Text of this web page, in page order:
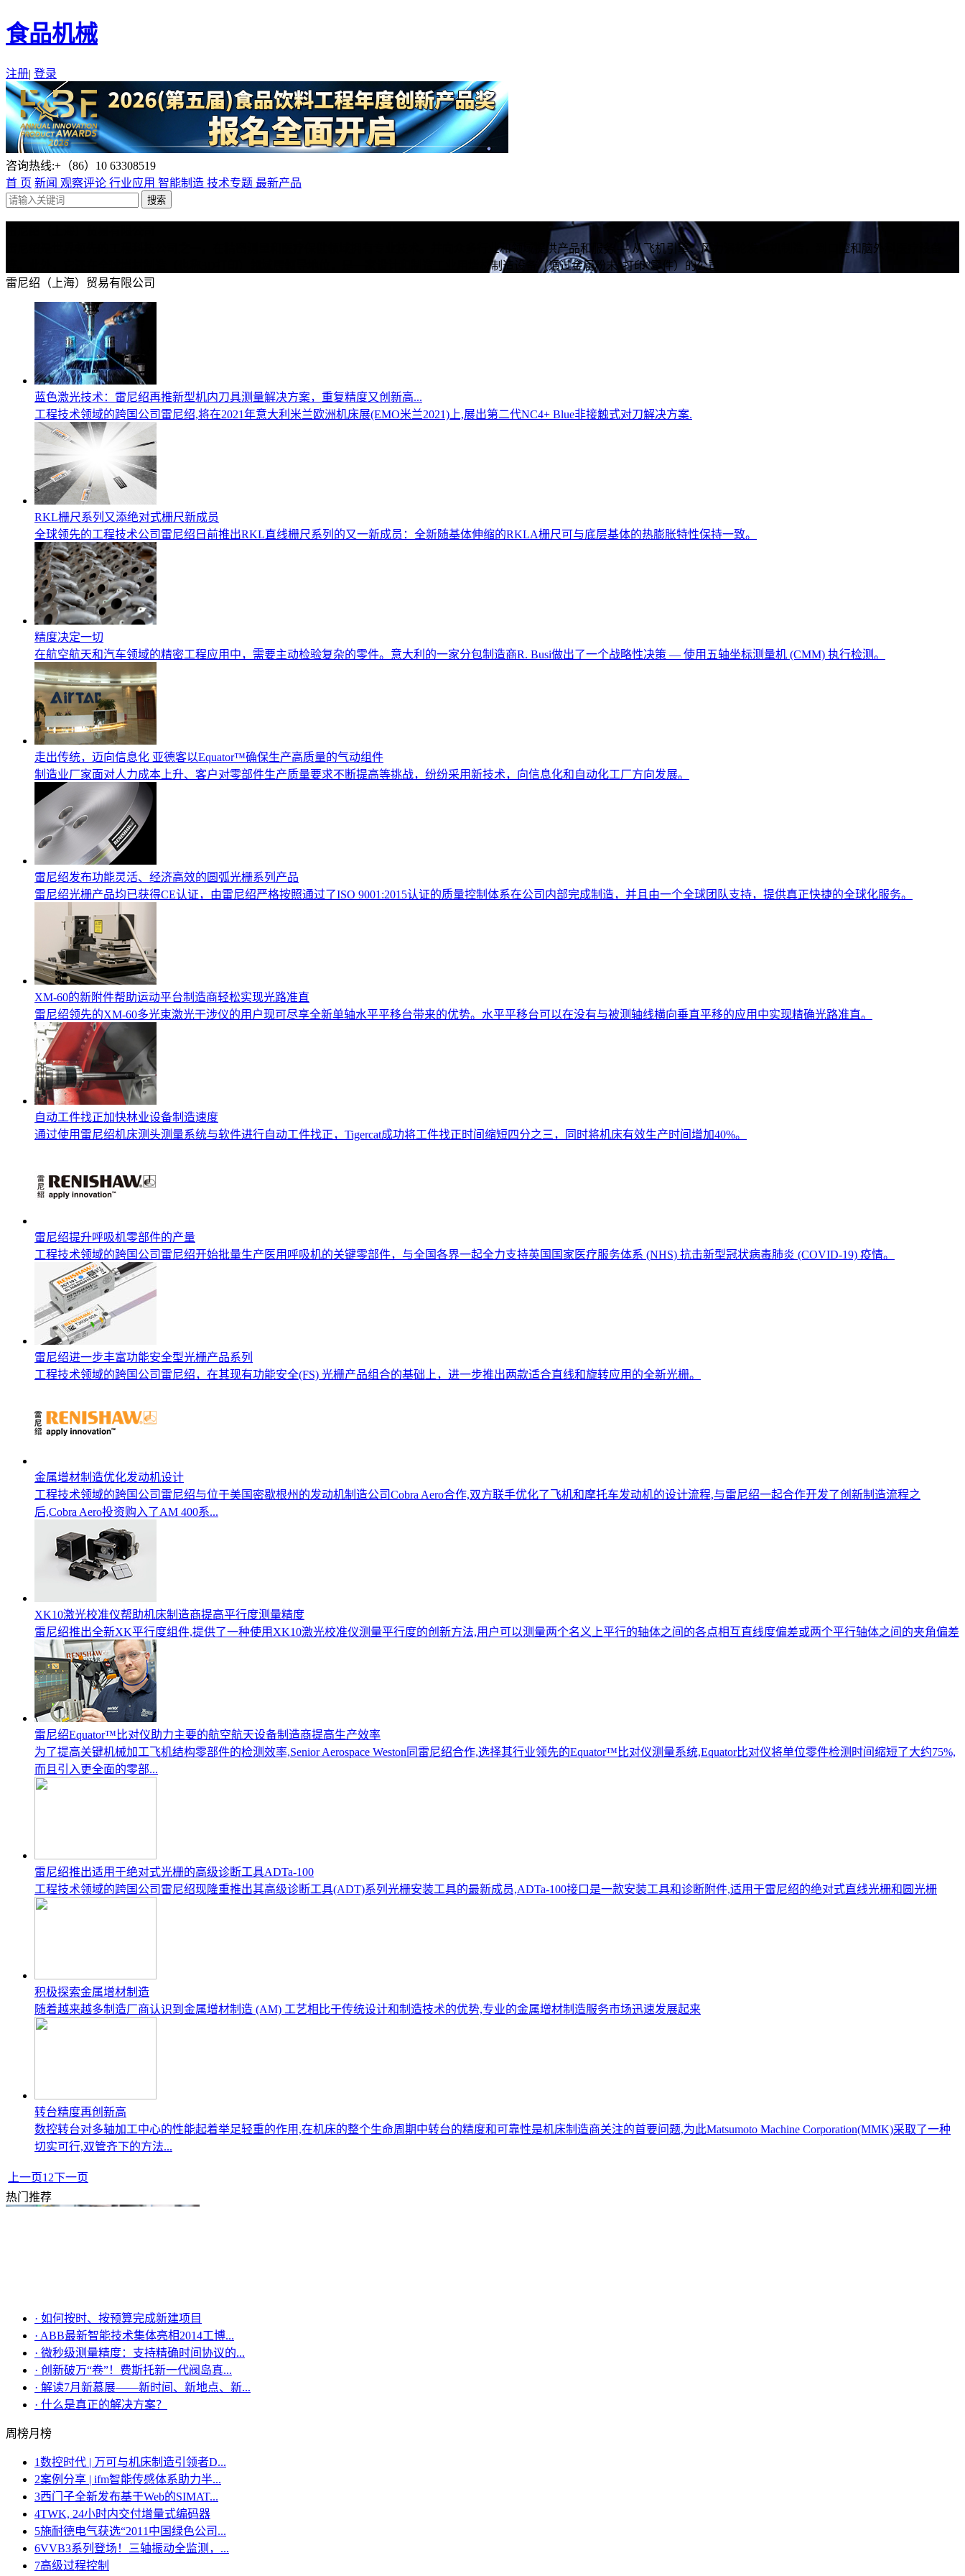
食品机械
注册| 登录
咨询热线:+（86）10 63308519
首 页 新闻 观察评论 行业应用 智能制造 技术专题 最新产品
雷尼绍是世界领先的工程科技公司之一，在精密测量和医疗保健领域拥有专业技术。并向众多行业和领域提供产品和服务 — 从飞机引擎、风力涡轮发电机制造，到口腔和脑外科医疗设备
等。此外，它还在全球增材制造（也称3D打印）领域居领导地位，是一家设计和制造工业用增材制造设备（通过金属粉末“打印”零件）的公司
雷尼绍（上海）贸易有限公司
蓝色激光技术：雷尼绍再推新型机内刀具测量解决方案，重复精度又创新高...
​工程技术领域的跨国公司雷尼绍,将在2021年意大利米兰欧洲机床展(EMO米兰2021)上,展出第二代NC4+ Blue非接触式对刀解决方案.
RKL栅尺系列又添绝对式栅尺新成员
全球领先的工程技术公司雷尼绍日前推出RKL直线栅尺系列的又一新成员：全新随基体伸缩的RKLA栅尺可与底层基体的热膨胀特性保持一致。
精度决定一切
在航空航天和汽车领域的精密工程应用中，需要主动检验复杂的零件。意大利的一家分包制造商R. Busi做出了一个战略性决策 — 使用五轴坐标测量机 (CMM) 执行检测。
走出传统，迈向信息化 亚德客以Equator™确保生产高质量的气动组件
制造业厂家面对人力成本上升、客户对零部件生产质量要求不断提高等挑战，纷纷采用新技术，向信息化和自动化工厂方向发展。
雷尼绍发布功能灵活、经济高效的圆弧光栅系列产品
雷尼绍光栅产品均已获得CE认证，由雷尼绍严格按照通过了ISO 9001:2015认证的质量控制体系在公司内部完成制造，并且由一个全球团队支持，提供真正快捷的全球化服务。
XM-60的新附件帮助运动平台制造商轻松实现光路准直
雷尼绍领先的XM-60多光束激光干涉仪的用户现可尽享全新单轴水平平移台带来的优势。水平平移台可以在没有与被测轴线横向垂直平移的应用中实现精确光路准直。
自动工件找正加快林业设备制造速度
通过使用雷尼绍机床测头测量系统与软件进行自动工件找正，Tigercat成功将工件找正时间缩短四分之三，同时将机床有效生产时间增加40%。
雷尼绍提升呼吸机零部件的产量
工程技术领域的跨国公司雷尼绍开始批量生产医用呼吸机的关键零部件，与全国各界一起全力支持英国国家医疗服务体系 (NHS) 抗击新型冠状病毒肺炎 (COVID-19) 疫情。
雷尼绍进一步丰富功能安全型光栅产品系列
工程技术领域的跨国公司雷尼绍，在其现有功能安全(FS) 光栅产品组合的基础上，进一步推出两款适合直线和旋转应用的全新光栅。
金属增材制造优化发动机设计
工程技术领域的跨国公司雷尼绍与位于美国密歇根州的发动机制造公司Cobra Aero合作,双方联手优化了飞机和摩托车发动机的设计流程,与雷尼绍一起合作开发了创新制造流程之
后,Cobra Aero投资购入了AM 400系...
XK10激光校准仪帮助机床制造商提高平行度测量精度
雷尼绍推出全新XK平行度组件,提供了一种使用XK10激光校准仪测量平行度的创新方法,用户可以测量两个名义上平行的轴体之间的各点相互直线度偏差或两个平行轴体之间的夹角偏差
雷尼绍Equator™比对仪助力主要的航空航天设备制造商提高生产效率
为了提高关键机械加工飞机结构零部件的检测效率,Senior Aerospace Weston同雷尼绍合作,选择其行业领先的Equator™比对仪测量系统,Equator比对仪将单位零件检测时间缩短了大约75%,
而且引入更全面的零部...
雷尼绍推出适用于绝对式光栅的高级诊断工具ADTa-100
工程技术领域的跨国公司雷尼绍现隆重推出其高级诊断工具(ADT)系列光栅安装工具的最新成员,ADTa-100接口是一款安装工具和诊断附件,适用于雷尼绍的绝对式直线光栅和圆光栅
积极探索金属增材制造
随着越来越多制造厂商认识到金属增材制造 (AM) 工艺相比于传统设计和制造技术的优势,专业的金属增材制造服务市场迅速发展起来
转台精度再创新高
数控转台对多轴加工中心的性能起着举足轻重的作用,在机床的整个生命周期中转台的精度和可靠性是机床制造商关注的首要问题,为此Matsumoto Machine Corporation(MMK)采取了一种
切实可行,双管齐下的方法...
上一页1 2下一页
热门推荐
· 如何按时、按预算完成新建项目
· ABB最新智能技术集体亮相2014工博...
· 微秒级测量精度：支持精确时间协议的...
· 创新破万“卷”！费斯托新一代阀岛真...
· 解读7月新慕展——新时间、新地点、新...
· 什么是真正的解决方案？
周榜月榜
1数控时代 | 万可与机床制造引领者D...
2案例分享 | ifm智能传感体系助力半...
3西门子全新发布基于Web的SIMAT...
4TWK, 24小时内交付增量式编码器
5施耐德电气获选“2011中国绿色公司...
6VVB3系列登场！三轴振动全监测，...
7高级过程控制